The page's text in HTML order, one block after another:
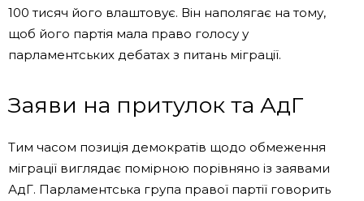
100 тисяч його влаштовує. Він наполягає на тому,
щоб його партія мала право голосу у
парламентських дебатах з питань міграції.
Заяви на притулок та АдГ
Тим часом позиція демократів щодо обмеження
міграції виглядає помірною порівняно із заявами
АдГ. Парламентська група правої партії говорить